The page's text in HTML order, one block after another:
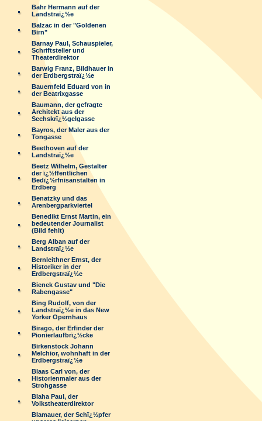
Bahr Hermann auf der
Landstraï¿½e
Balzac in der "Goldenen
Birn"
Barnay Paul, Schauspieler,
Schriftsteller und
Theaterdirektor
Barwig Franz, Bildhauer in
der Erdbergstraï¿½e
Bauernfeld Eduard von in
der Beatrixgasse
Baumann, der gefragte
Architekt aus der
Sechskrï¿½gelgasse
Bayros, der Maler aus der
Tongasse
Beethoven auf der
Landstraï¿½e
Beetz Wilhelm, Gestalter
der ï¿½ffentlichen
Bedï¿½rfnisanstalten in
Erdberg
Benatzky und das
Arenbergparkviertel
Benedikt Ernst Martin, ein
bedeutender Journalist
(Bild fehlt)
Berg Alban auf der
Landstraï¿½e
Bernleithner Ernst, der
Historiker in der
Erdbergstraï¿½e
Bienek Gustav und "Die
Rabengasse"
Bing Rudolf, von der
Landstraï¿½e in das New
Yorker Opernhaus
Birago, der Erfinder der
Pionierlaufbrï¿½cke
Birkenstock Johann
Melchior, wohnhaft in der
Erdbergstraï¿½e
Blaas Carl von, der
Historienmaler aus der
Strohgasse
Blaha Paul, der
Volkstheaterdirektor
Blamauer, der Schï¿½pfer